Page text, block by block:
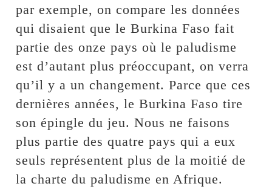
par exemple, on compare les données
qui disaient que le Burkina Faso fait
partie des onze pays où le paludisme
est d’autant plus préoccupant, on verra
qu’il y a un changement. Parce que ces
dernières années, le Burkina Faso tire
son épingle du jeu. Nous ne faisons
plus partie des quatre pays qui a eux
seuls représentent plus de la moitié de
la charte du paludisme en Afrique.